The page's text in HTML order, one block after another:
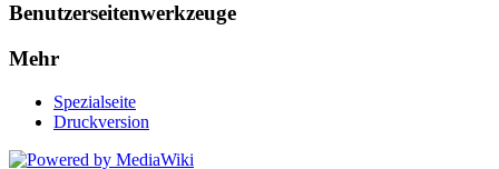
Benutzerseitenwerkzeuge
Mehr
Spezialseite
Druckversion